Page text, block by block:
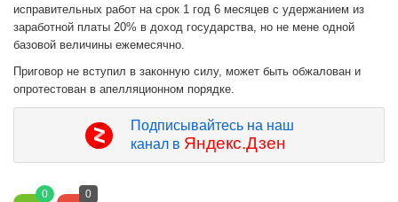
исправительных работ на срок 1 год 6 месяцев с удержанием из
заработной платы 20% в доход государства, но не мене одной
базовой величины ежемесячно.
Приговор не вступил в законную силу, может быть обжалован и
опротестован в апелляционном порядке.
Подписывайтесь на наш
канал в Яндекс.Дзен
0 0